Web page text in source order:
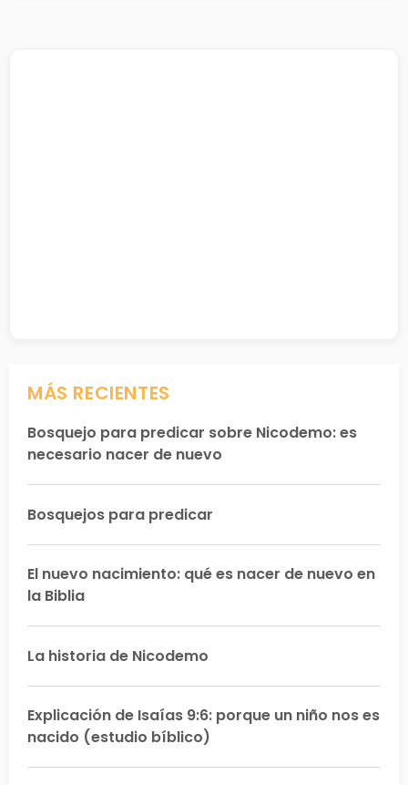
MÁS RECIENTES
Bosquejo para predicar sobre Nicodemo: es
necesario nacer de nuevo
Bosquejos para predicar
El nuevo nacimiento: qué es nacer de nuevo en
la Biblia
La historia de Nicodemo
Explicación de Isaías 9:6: porque un niño nos es
nacido (estudio bíblico)